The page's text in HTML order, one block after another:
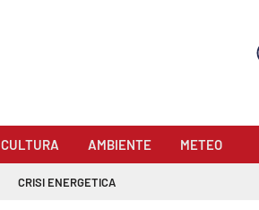
CULTURA AMBIENTE METEO
CRISI ENERGETICA